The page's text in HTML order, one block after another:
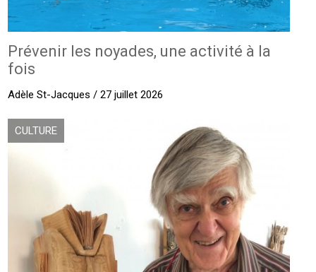
Prévenir les noyades, une activité à la
fois
Adèle St-Jacques / 27 juillet 2026
CULTURE